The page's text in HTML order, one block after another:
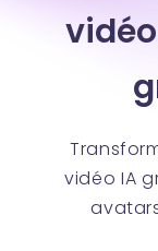
vidéo IA